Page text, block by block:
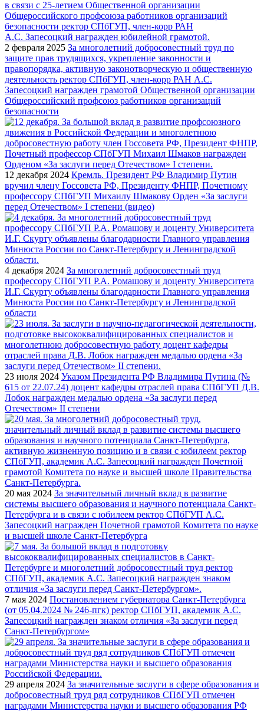
2 февраля 2025 За многолетний добросовестный труд по
защите прав трудящихся, укрепление законности и
правопорядка, активную законотворческую и общественную
деятельность ректор СПбГУП, член-корр РАН А.С.
Запесоцкий награжден грамотой Общественной организации
Общероссийский профсоюз работников организаций
безопасности
12 декабря 2024 Кремль. Президент РФ Владимир Путин
вручил члену Госсовета РФ, Президенту ФНПР, Почетному
профессору СПбГУП Михаилу Шмакову Орден «За заслуги
перед Отечеством» I степени (видео)
4 декабря 2024 За многолетний добросовестный труд
профессору СПбГУП Р.А. Ромашову и доценту Университета
И.Г. Скурту объявлены благодарности Главного управления
Минюста России по Санкт-Петербургу и Ленинградской
области
23 июля 2024 Указом Президента РФ Владимира Путина (№
615 от 22.07.24) доцент кафедры отраслей права СПбГУП Д.В.
Лобок награжден медалью ордена «За заслуги перед
Отечеством» II степени
20 мая 2024 За значительный личный вклад в развитие
системы высшего образования и научного потенциала Санкт-
Петербурга и в связи с юбилеем ректор СПбГУП А.С.
Запесоцкий награжден Почетной грамотой Комитета по науке
и высшей школе Санкт-Петербурга
7 мая 2024 Постановлением губернатора Санкт-Петербурга
(от 05.04.2024 № 246-пгк) ректор СПбГУП, академик А.С.
Запесоцкий награжден знаком отличия «За заслуги перед
Санкт-Петербургом»
29 апреля 2024 За значительные заслуги в сфере образования и
добросовестный труд ряд сотрудников СПбГУП отмечен
наградами Министерства науки и высшего образования РФ